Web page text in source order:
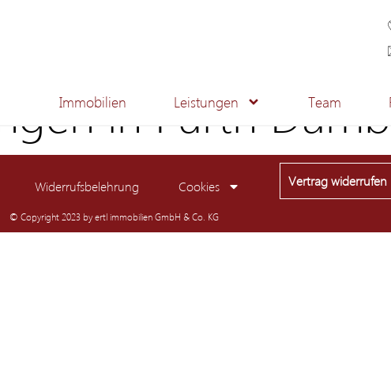
Immobilien Leistungen Team
in Fürth
Widerrufsbelehrung Cookies Vertrag widerrufen
© Copyright 2023 by ertl immobilien GmbH & Co. KG